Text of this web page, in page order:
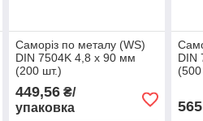
Саморіз по металу (WS)
DIN 7504K 4,8 х 90 мм
(200 шт.)
449,56₴/
упаковка
DIN
565